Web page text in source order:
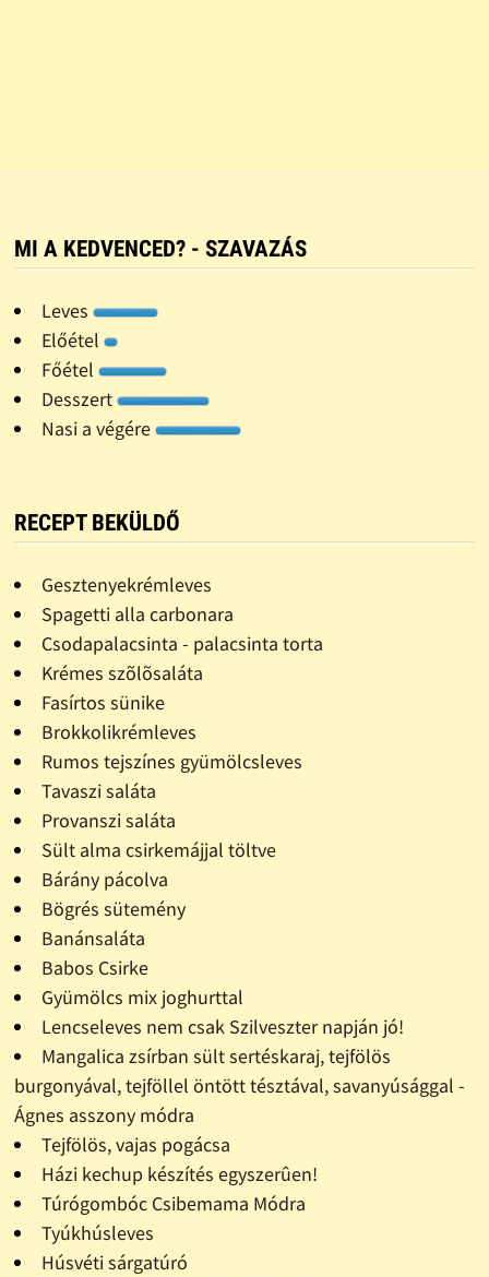
MI A KEDVENCED? - SZAVAZÁS
Leves
Előétel
Főétel
Desszert
Nasi a végére
RECEPT BEKÜLDŐ
Gesztenyekrémleves
Spagetti alla carbonara
Csodapalacsinta - palacsinta torta
Krémes szõlõsaláta
Fasírtos sünike
Brokkolikrémleves
Rumos tejszínes gyümölcsleves
Tavaszi saláta
Provanszi saláta
Sült alma csirkemájjal töltve
Bárány pácolva
Bögrés sütemény
Banánsaláta
Babos Csirke
Gyümölcs mix joghurttal
Lencseleves nem csak Szilveszter napján jó!
Mangalica zsírban sült sertéskaraj, tejfölös
burgonyával, tejföllel öntött tésztával, savanyúsággal -
Ágnes asszony módra
Tejfölös, vajas pogácsa
Házi kechup készítés egyszerûen!
Túrógombóc Csibemama Módra
Tyúkhúsleves
Húsvéti sárgatúró